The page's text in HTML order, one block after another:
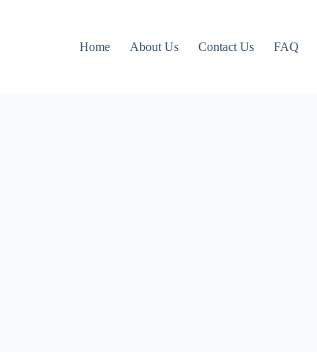
Home About Us Contact Us FAQ